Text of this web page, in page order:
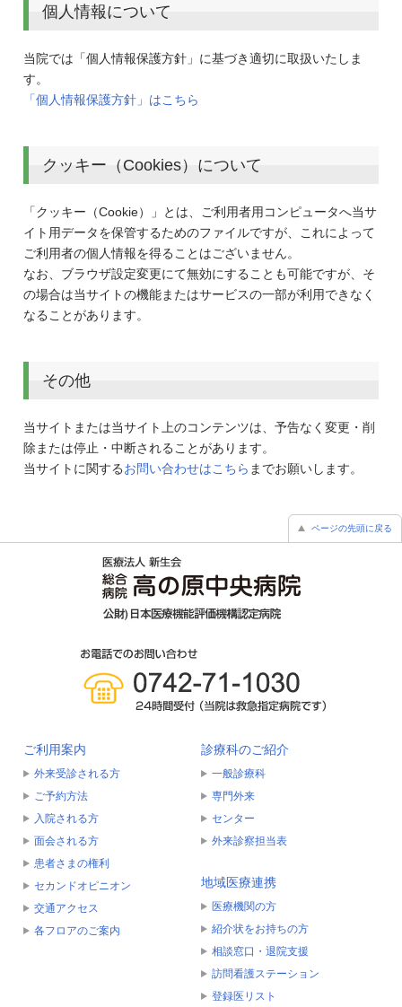
個人情報について
当院では「個人情報保護方針」に基づき適切に取扱いたしま
す。
「個人情報保護方針」はこちら
クッキー（Cookies）について
「クッキー（Cookie）」とは、ご利用者用コンピュータへ当サ
イト用データを保管するためのファイルですが、これによって
ご利用者の個人情報を得ることはございません。
なお、ブラウザ設定変更にて無効にすることも可能ですが、そ
の場合は当サイトの機能またはサービスの一部が利用できなく
なることがあります。
その他
当サイトまたは当サイト上のコンテンツは、予告なく変更・削
除または停止・中断されることがあります。
当サイトに関するお問い合わせはこちら までお願いします。
ページの先頭に戻る
ご利用案内
外来受診される方
ご予約方法
入院される方
面会される方
患者さまの権利
セカンドオピニオン
交通アクセス
各フロアのご案内
診療科のご紹介
一般診療科
専門外来
センター
外来診察担当表
地域医療連携
医療機関の方
紹介状をお持ちの方
相談窓口・退院支援
訪問看護ステーション
登録医リスト